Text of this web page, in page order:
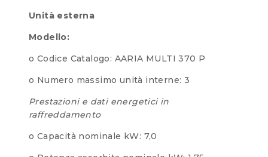
Unità esterna
Modello:
o Codice Catalogo: AARIA MULTI 370 P
o Numero massimo unità interne: 3
Prestazioni e dati energetici in
raffreddamento
o Capacità nominale kW: 7,0